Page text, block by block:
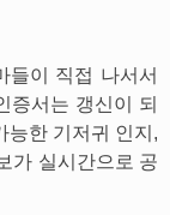
들이 직접 나서서
증서는 갱신이 되
능한 기저귀 인지,
가 실시간으로 공